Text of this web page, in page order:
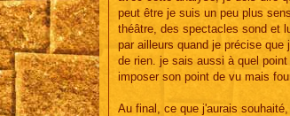
peut être je suis un peu plus
théâtre, des spectacles sond et
par ailleurs quand je précise
de rien. je sais aussi à quel
imposer son point de vu mais
Au final, ce que j'aurais